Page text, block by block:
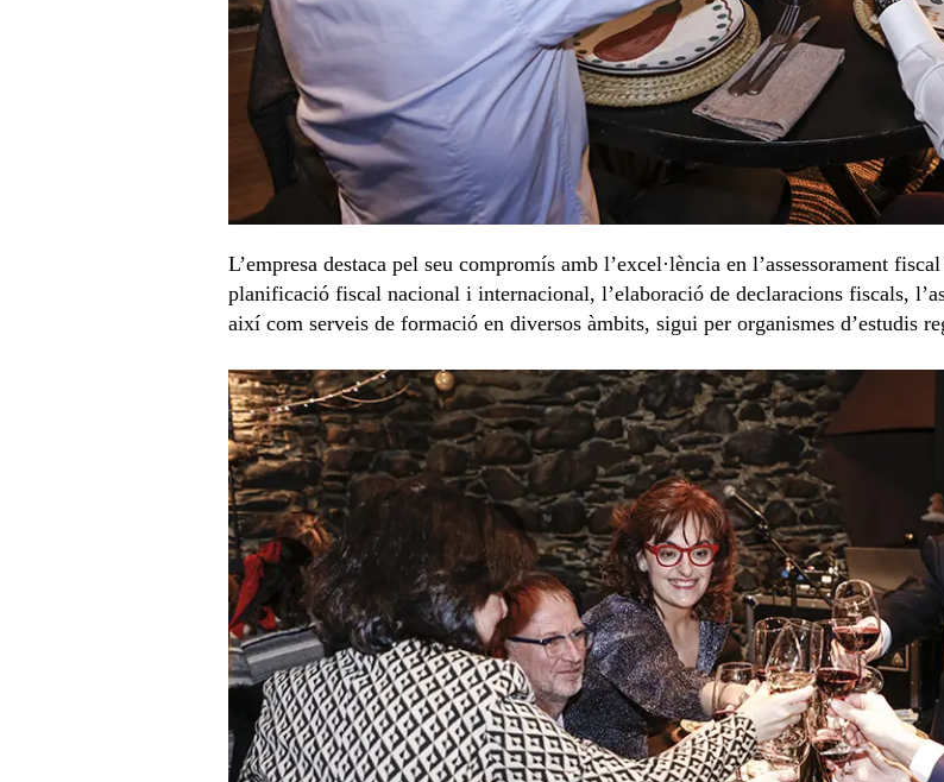
L’empresa destaca pel seu compromís amb l’excel·lència en l’assessorament
planificació fiscal nacional i internacional, l’elaboració de declaracions fiscals,
així com serveis de formació en diversos àmbits, sigui per organismes d’estudis